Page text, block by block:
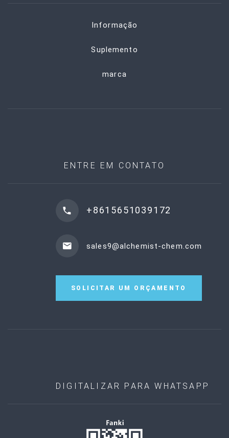
Informação
Suplemento
marca
ENTRE EM CONTATO
+8615651039172
sales9@alchemist-chem.com
SOLICITAR UM ORÇAMENTO
DIGITALIZAR PARA WHATSAPP